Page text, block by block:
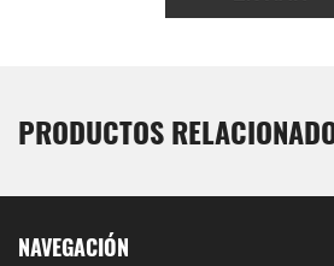
PRODUCTOS
NAVEGACIÓN